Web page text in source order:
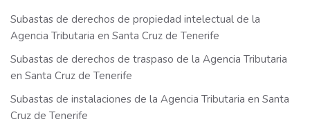
Subastas de derechos de propiedad intelectual de la
Agencia Tributaria en Santa Cruz de Tenerife
Subastas de derechos de traspaso de la Agencia Tributaria
en Santa Cruz de Tenerife
Subastas de instalaciones de la Agencia Tributaria en Santa
Cruz de Tenerife